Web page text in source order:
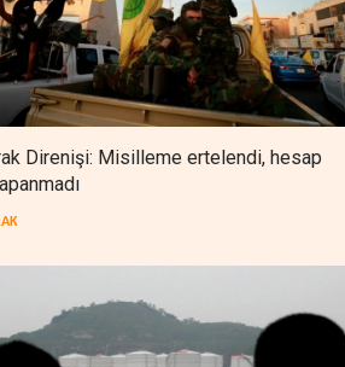
BATI YARIM KÜRE 07 Ağustos 2026
Suudi Arabistan, Türkiye ve
Pakistan ortak savunma
anlaşması imzaladı
ARAP DÜNYASI 07 Ağustos 2026
Direnişi: Misilleme ertelendi, hesap